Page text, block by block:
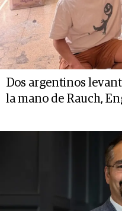
Dos argentinos
la mano de Rauch,